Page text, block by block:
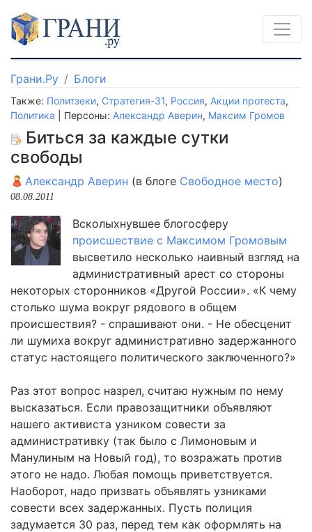
Грани.Ру Блоги
Также: Политзеки, Стратегия-31, Россия, Акции протеста,
Политика | Персоны: Александр Аверин, Максим Громов
Биться за каждые сутки
свободы
Александр Аверин (в блоге Свободное место)
08.08.2011
Всколыхнувшее блогосферу
происшествие с Максимом Громовым
высветило несколько наивный взгляд на
административный арест со стороны
некоторых сторонников «Другой России». «К чему
столько шума вокруг рядового в общем
происшествия? - спрашивают они. - Не обесценит
ли шумиха вокруг административно задержанного
статус настоящего политического заключенного?»
Раз этот вопрос назрел, считаю нужным по нему
высказаться. Если правозащитники объявляют
нашего активиста узником совести за
административку (так было с Лимоновым и
Манулиным на Новый год), то возражать против
этого не надо. Любая помощь приветствуется.
Наоборот, надо призвать объявлять узниками
совести всех задержанных. Пусть полиция
задумается 30 раз, перед тем как оформлять на